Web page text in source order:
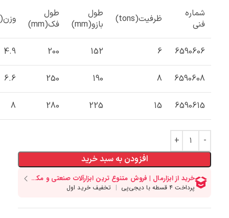
شماره
فنی
ظرفیت(tons)
طول
بازو(mm)
طول
فک(mm)
وزن(kg)
6590606
6
152
200
4.9
6590608
8
190
250
6.6
6590615
15
225
280
8
افزودن به سبد خرید